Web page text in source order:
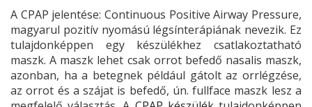
A CPAP jelentése: Continuous Positive Airway Pressure,
magyarul pozitív nyomású légsínterápiának nevezik. Ez
tulajdonképpen egy készülékhez csatlakoztatható
maszk. A maszk lehet csak orrot befedő nasalis maszk,
azonban, ha a betegnek például gátolt az orrlégzése,
az orrot és a szájat is befedő, ún. fullface maszk lesz a